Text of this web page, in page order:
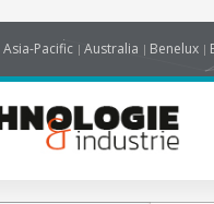
Asia-Pacific Australia Benelux